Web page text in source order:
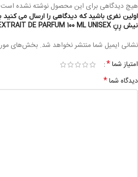
هیچ دیدگاهی برای این محصول نوشته نشده
اولین نفری باشید که دیدگاهی را ارسال می کنید
نیش رِنِ A NICHE RENE`E EXTRAIT DE PARFUM 100 ML UNISEX”
نشانی ایمیل شما منتشر نخواهد شد. بخش‌های
امتیاز شما*
دیدگاه شما*